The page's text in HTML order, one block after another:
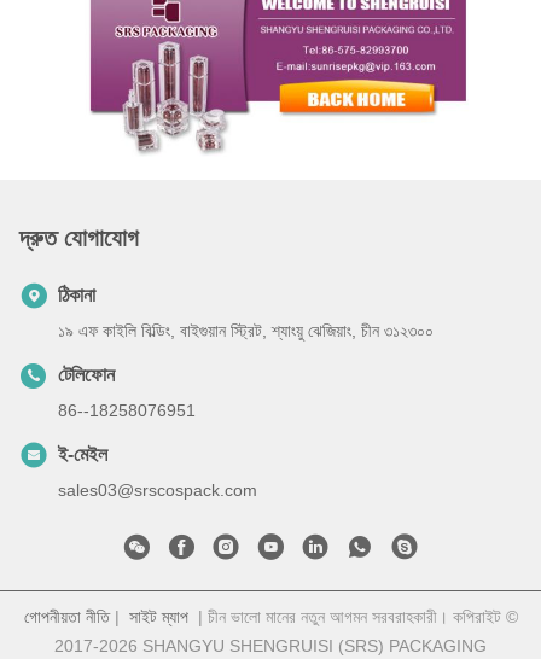
দ্রুত যোগাযোগ
ঠিকানা
১৯ এফ কাইলি বিল্ডিং, বাইগুয়ান স্ট্রিট, শ্যাংয়ু ঝেজিয়াং, চীন ৩১২৩০০
টেলিফোন
86--18258076951
ই-মেইল
sales03@srscospack.com
গোপনীয়তা নীতি| সাইট ম্যাপ| চীন ভালো মানের নতুন আগমন সরবরাহকারী। কপিরাইট ©
2017-2026 SHANGYU SHENGRUISI (SRS) PACKAGING